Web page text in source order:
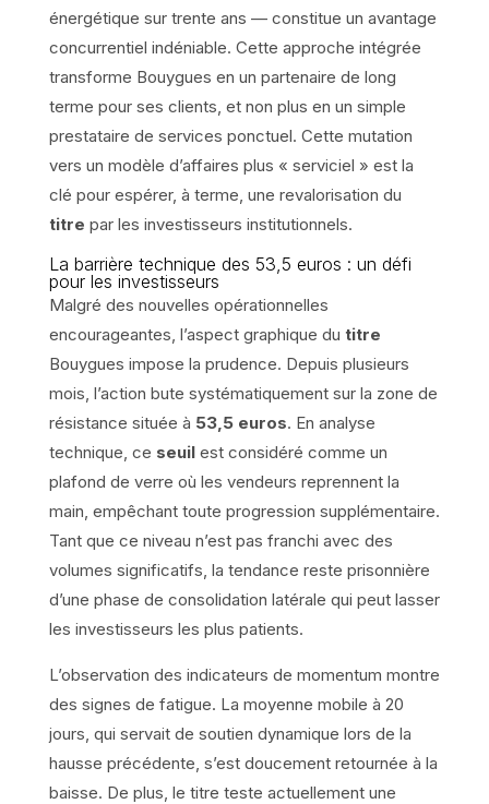
énergétique sur trente ans — constitue un avantage
concurrentiel indéniable. Cette approche intégrée
transforme Bouygues en un partenaire de long
terme pour ses clients, et non plus en un simple
prestataire de services ponctuel. Cette mutation
vers un modèle d’affaires plus « serviciel » est la
clé pour espérer, à terme, une revalorisation du
titre par les investisseurs institutionnels.
La barrière technique des 53,5 euros : un défi
pour les investisseurs
Malgré des nouvelles opérationnelles
encourageantes, l’aspect graphique du titre
Bouygues impose la prudence. Depuis plusieurs
mois, l’action bute systématiquement sur la zone de
résistance située à 53,5 euros. En analyse
technique, ce seuilest considéré comme un
plafond de verre où les vendeurs reprennent la
main, empêchant toute progression supplémentaire.
Tant que ce niveau n’est pas franchi avec des
volumes significatifs, la tendance reste prisonnière
d’une phase de consolidation latérale qui peut lasser
les investisseurs les plus patients.
L’observation des indicateurs de momentum montre
des signes de fatigue. La moyenne mobile à 20
jours, qui servait de soutien dynamique lors de la
hausse précédente, s’est doucement retournée à la
baisse. De plus, le titre teste actuellement une